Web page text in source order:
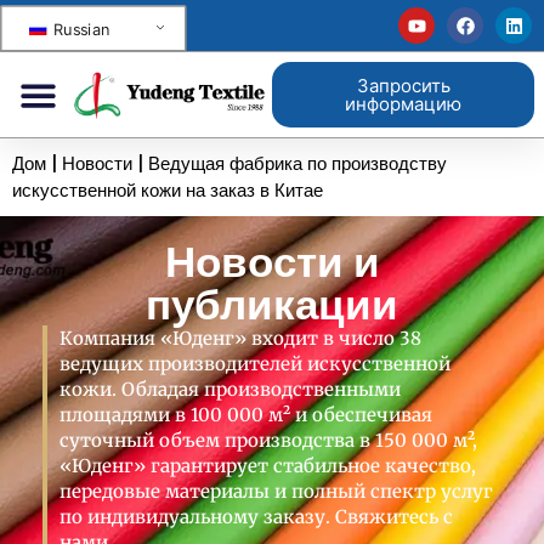
Russian
Запросить
информацию
Дом Новости
Ведущая фабрика по производству
искусственной кожи на заказ в Китае
Новости и
публикации
Компания «Юденг» входит в число 38
ведущих производителей искусственной
кожи. Обладая производственными
площадями в 100 000 м² и обеспечивая
суточный объем производства в 150 000 м²,
«Юденг» гарантирует стабильное качество,
передовые материалы и полный спектр услуг
по индивидуальному заказу. Свяжитесь с